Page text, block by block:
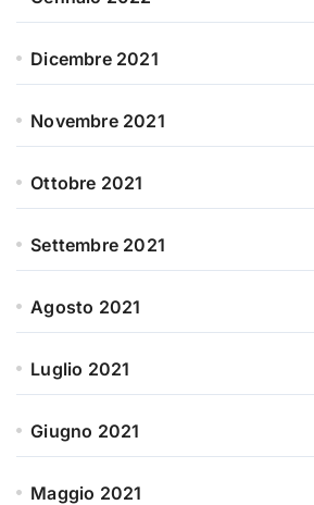
Dicembre 2021
Novembre 2021
Ottobre 2021
Settembre 2021
Agosto 2021
Luglio 2021
Giugno 2021
Maggio 2021